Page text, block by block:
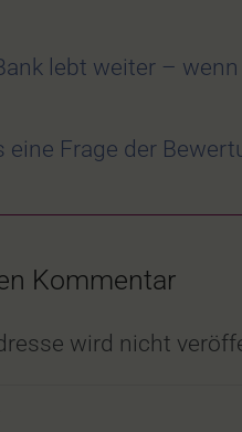
lebt weiter –
eine Frage der
Kommentar
wird nicht